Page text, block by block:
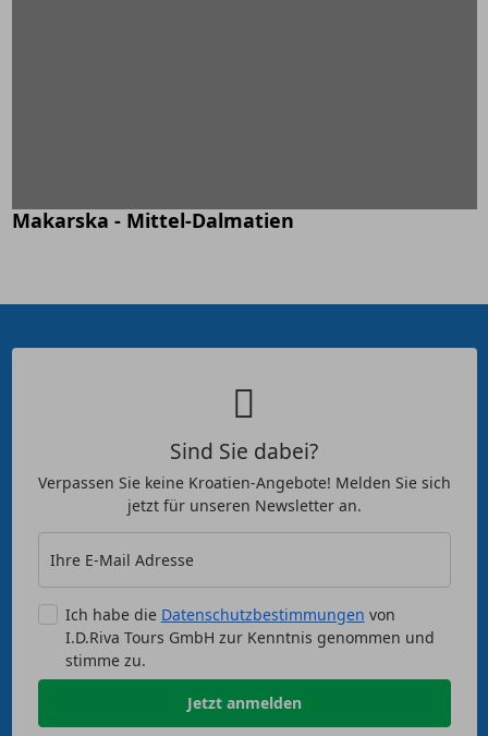
Makarska - Mittel-Dalmatien
Sind Sie dabei?
Verpassen Sie keine Kroatien-Angebote! Melden Sie sich
jetzt für unseren Newsletter an.
Ihre E-Mail Adresse
Ich habe die Datenschutzbestimmungen von
I.D.Riva Tours GmbH zur Kenntnis genommen und
stimme zu.
Jetzt anmelden